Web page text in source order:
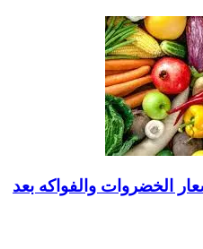
الخضروات والفواكه بعد